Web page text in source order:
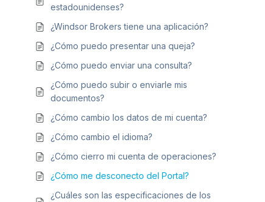
estadounidenses?
¿Windsor Brokers tiene una aplicación?
¿Cómo puedo presentar una queja?
¿Cómo puedo enviar una consulta?
¿Cómo puedo subir o enviarle mis
documentos?
¿Cómo cambio los datos de mi cuenta?
¿Cómo cambio el idioma?
¿Cómo cierro mi cuenta de operaciones?
¿Cómo me desconecto del Portal?
¿Cuáles son las especificaciones de los